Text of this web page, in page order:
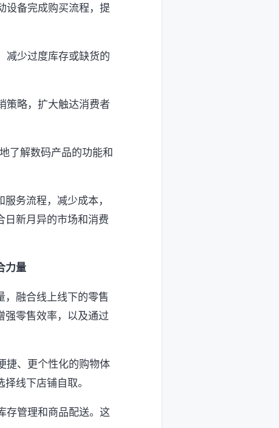
设备完成购买流程，提
减少过度库存或缺货的
策略，扩大触达消费者
了解数码产品的功能和
务流程，减少成本，
日新月异的市场和消费
力量
，融合线上线下的零售
强零售效率，以及通过
捷、更个性化的购物体
线下店铺自取。
存管理和商品配送。这